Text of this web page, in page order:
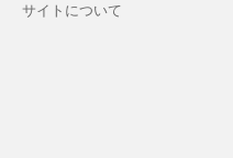
サイトについて